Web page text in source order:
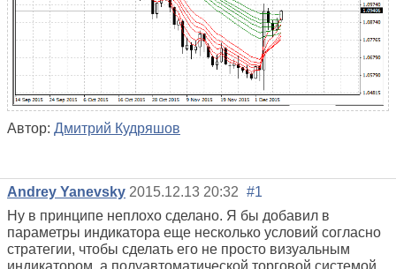
Автор: Дмитрий Кудряшов
Andrey Yanevsky 2015.12.13 20:32 #1
Ну в принципе неплохо сделано. Я бы добавил в
параметры индикатора еще несколько условий согласно
стратегии, чтобы сделать его не просто визуальным
индикатором, а полуавтоматической торговой системой.